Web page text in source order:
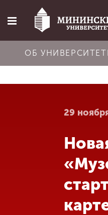
Главная
Об университете
Абитуриенту
Обучение
ОБ
29